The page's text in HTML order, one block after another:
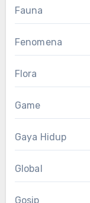
Fauna
Fenomena
Flora
Game
Gaya Hidup
Global
Gosip